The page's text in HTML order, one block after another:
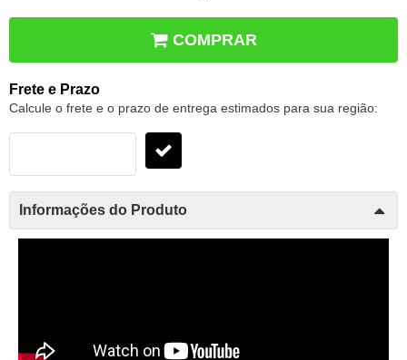
COMPRAR
Frete e Prazo
Calcule o frete e o prazo de entrega estimados para sua região:
Informações do Produto